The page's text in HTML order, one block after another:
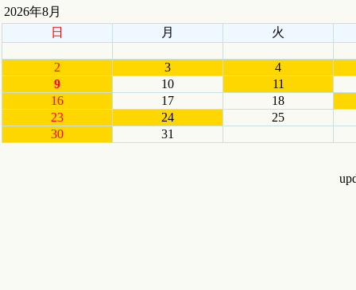
2026年8月
日
月 火
2 3
4
9
10
11
16
17
18
23
24
25
30
31